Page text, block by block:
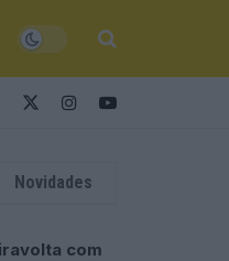
Novidades
com